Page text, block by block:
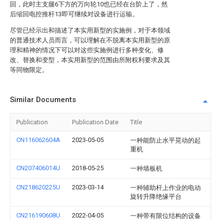
回，此时主支腿6下方的万向轮10也已经在台阶上了，然
后缩回电控推杆13即可继续对设备进行运输。
尽管已经示出和描述了本实用新型的实施例，对于本领域
的普通技术人员而言，可以理解在不脱离本实用新型的原
理和精神的情况下可以对这些实施例进行多种变化、修
改、替换和变型，本实用新型的范围由所附权利要求及其
等同物限定。
Similar Documents
Publication Publication Date Title
CN116062604A 2023-05-05
一种能防止水平晃动的起
重机
CN207406014U 2018-05-25 一种墙板机
CN218620225U 2023-03-14
一种辅助杆上作业的电动
旋转升降绝缘平台
CN216190608U 2022-04-05
一种带有限位结构的设备